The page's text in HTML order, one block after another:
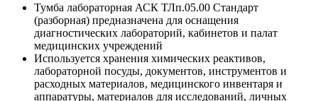
Тумба лабораторная АСК ТЛп.05.00 Стандарт
(разборная) предназначена для оснащения
диагностических лабораторий, кабинетов и палат
медицинских учреждений
Используется хранения химических реактивов,
лабораторной посуды, документов, инструментов и
расходных материалов, медицинского инвентаря и
аппаратуры, материалов для исследований, личных